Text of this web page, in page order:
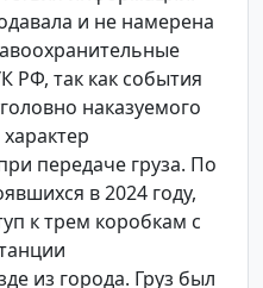
и не намерена
РФ, так как события
наказуемого
передаче груза. По
в 2024 году,
к трем коробкам с
из города. Груз был